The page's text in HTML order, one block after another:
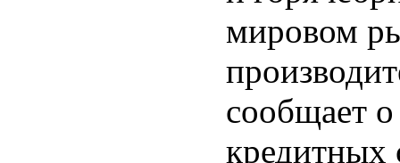
мировом
сообщает
кредитных